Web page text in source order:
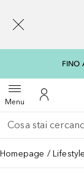
FINO
MenuApri menuAl Mio
Torna indietro
Esegui ricerca
Homepage Lifestyle